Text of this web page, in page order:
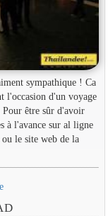
sympathique ! Ca
l'occasion d'un voyage
être sûr d'avoir
à l'avance sur al ligne
le site web de la